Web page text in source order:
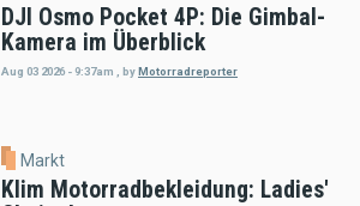
DJI Osmo Pocket 4P: Die Gimbal-
Kamera im Überblick
Aug 03 2026 - 9:37am , byMotorradreporter
Markt
Klim Motorradbekleidung: Ladies'